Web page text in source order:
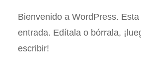
Bienvenido a WordPress.
entrada. Edítala o bórrala,
escribir!